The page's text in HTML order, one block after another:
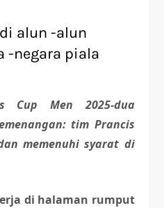
alun -alun
-negara piala
Cup Men 2025-dua
tim Prancis
memenuhi syarat di
di halaman rumput